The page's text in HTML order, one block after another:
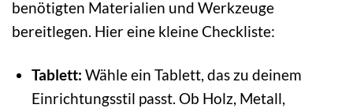
benötigten Materialien und Werkzeuge
bereitlegen. Hier eine kleine Checkliste:
Tablett: Wähle ein Tablett, das zu deinem
Einrichtungsstil passt. Ob Holz, Metall,